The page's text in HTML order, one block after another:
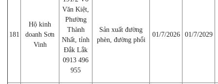
181
Hộ kinh
doanh Sơn
Vinh
Văn Kiệt,
Phường
Thành
Nhất, tỉnh
Đắk Lắk
0913 496
955
Sản xuất đường
phèn, đường phổi
01/7/2026 01/7/2029